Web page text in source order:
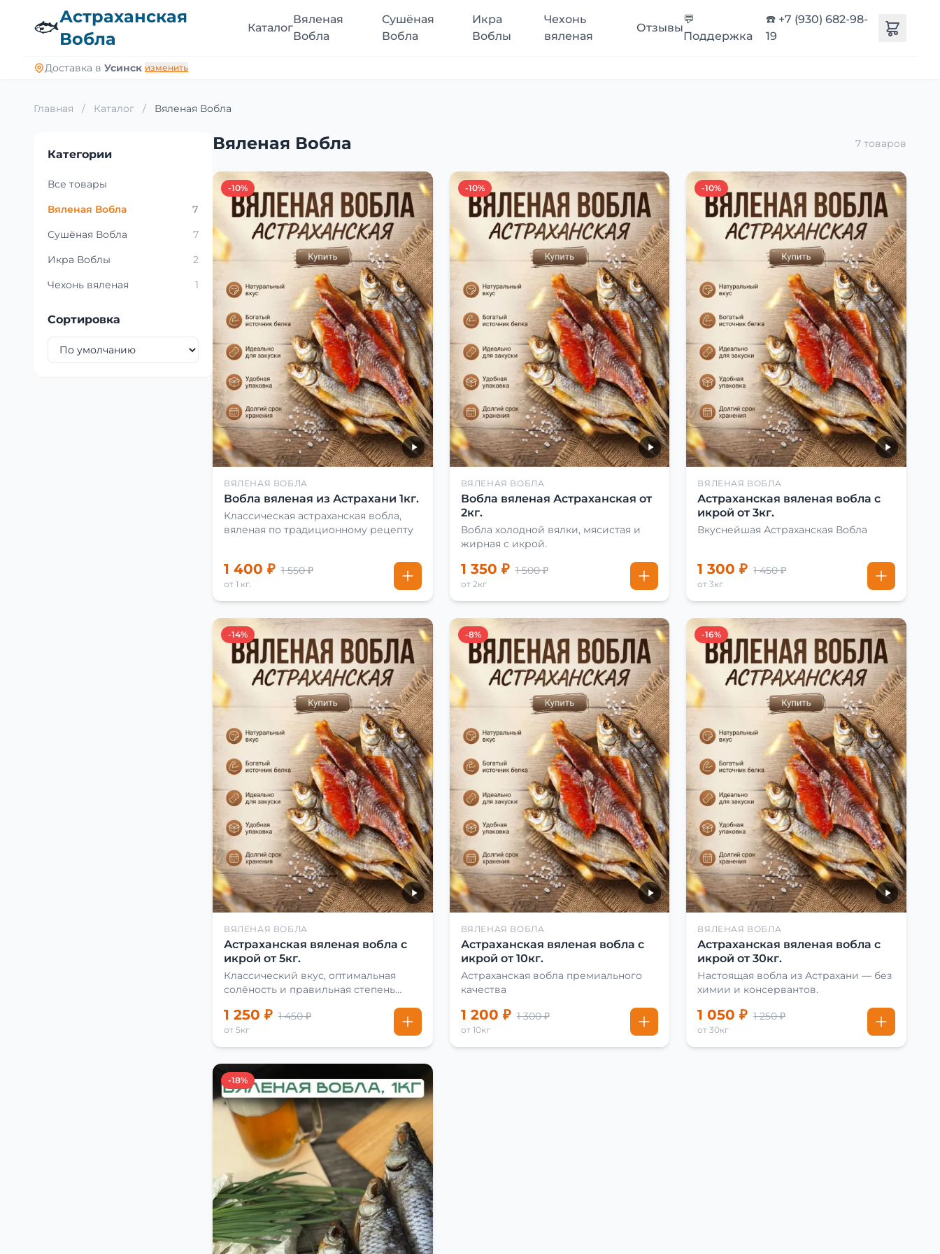
🐟Астраханская
Вобла
Каталог
Вяленая
Вобла
Сушёная
Вобла
Икра
Воблы
Чехонь
вяленая
Отзывы
💬
Поддержка
☎️ +7 (930) 682-98-
19
Доставка в Усинск изменить
Главная / Каталог / Вяленая Вобла
Категории
Все товары
Вяленая Вобла
7
Сушёная Вобла
7
Икра Воблы
2
Чехонь вяленая
1
Сортировка
Вяленая Вобла 7 товаров
-10%
ВЯЛЕНАЯ ВОБЛА
Вобла вяленая из Астрахани 1кг.
Классическая астраханская вобла,
вяленая по традиционному рецепту
1 400 ₽ 1 550 ₽
от 1 кг.
-10%
ВЯЛЕНАЯ ВОБЛА
Вобла вяленая Астраханская от
2кг.
Вобла холодной вялки, мясистая и
жирная с икрой.
1 350 ₽ 1 500 ₽
от 2кг
-10%
ВЯЛЕНАЯ ВОБЛА
Астраханская вяленая вобла с
икрой от 3кг.
Вкуснейшая Астраханская Вобла
1 300 ₽ 1 450 ₽
от 3кг
-14%
ВЯЛЕНАЯ ВОБЛА
Астраханская вяленая вобла с
икрой от 5кг.
Классический вкус, оптимальная
солёность и правильная степень
1 250 ₽ 1 450 ₽
от 5кг
-8%
ВЯЛЕНАЯ ВОБЛА
Астраханская вяленая вобла с
икрой от 10кг.
Астраханская вобла премиального
качества
1 200 ₽ 1 300 ₽
от 10кг
-16%
ВЯЛЕНАЯ ВОБЛА
Астраханская вяленая вобла с
икрой от 30кг.
Настоящая вобла из Астрахани — без
химии и консервантов.
1 050 ₽ 1 250 ₽
от 30кг
-18%